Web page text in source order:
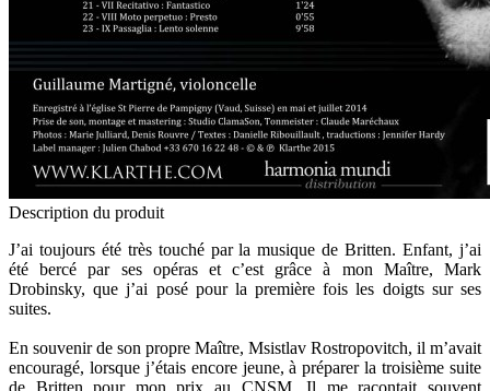
Description du produit
J’ai toujours été très touché par la musique de Britten. Enfant, j’ai
été bercé par ses opéras et c’est grâce à mon Maître, Mark
Drobinsky, que j’ai posé pour la première fois les doigts sur ses
suites.
En souvenir de son propre Maître, Msistlav Rostropovitch, il m’avait
encouragé, lorsque j’étais encore jeune, à préparer la troisième suite
de Britten pour mon prix au CNSM. Il me racontait souvent